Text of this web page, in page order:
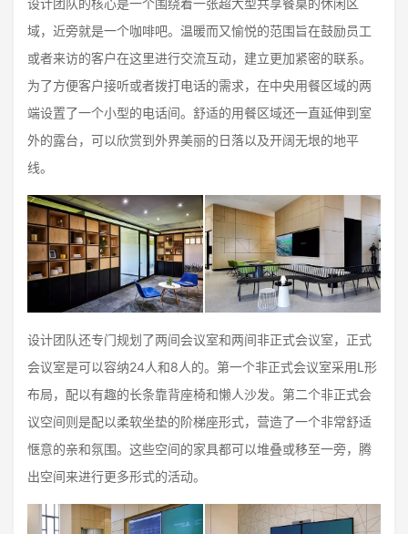
域，近旁就是一个咖啡吧。温暖而又愉悦的范围旨在鼓励员工
或者来访的客户在这里进行交流互动，建立更加紧密的联系。
为了方便客户接听或者拨打电话的需求，在中央用餐区域的两
端设置了一个小型的电话间。舒适的用餐区域还一直延伸到室
外的露台，可以欣赏到外界美丽的日落以及开阔无垠的地平
线。
设计团队还专门规划了两间会议室和两间非正式会议室，正式
会议室是可以容纳24人和8人的。第一个非正式会议室采用L形
布局，配以有趣的长条靠背座椅和懒人沙发。第二个非正式会
议空间则是配以柔软坐垫的阶梯座形式，营造了一个非常舒适
惬意的亲和氛围。这些空间的家具都可以堆叠或移至一旁，腾
出空间来进行更多形式的活动。